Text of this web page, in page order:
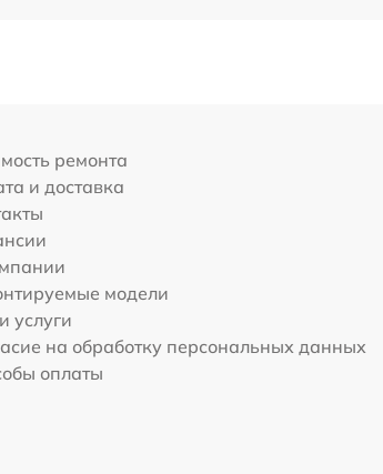
ремонта
и доставка
модели
услуги
на обработку персональных данных
оплаты